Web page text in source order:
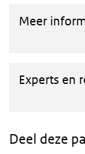
Meer
Experts en
Deel deze